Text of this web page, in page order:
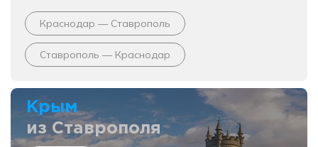
Краснодар — Ставрополь
Ставрополь — Краснодар
Крым
из Ставрополя